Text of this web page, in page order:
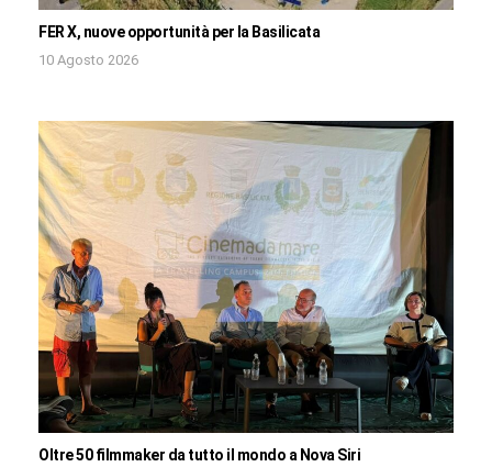
FER X, nuove opportunità per la Basilicata
10 Agosto 2026
Oltre 50 filmmaker da tutto il mondo a Nova Siri